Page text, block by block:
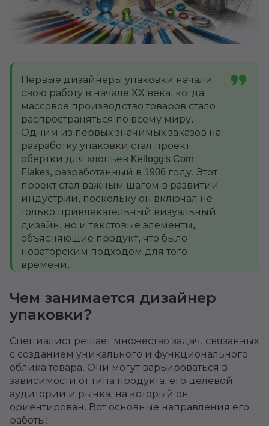
Первые дизайнеры упаковки начали
свою работу в начале XX века, когда
массовое производство товаров стало
распространяться по всему миру.
Одним из первых значимых заказов на
разработку упаковки стал проект
обертки для хлопьев Kellogg's Corn
Flakes, разработанный в 1906 году. Этот
проект стал важным шагом в развитии
индустрии, поскольку он включал не
только привлекательный визуальный
дизайн, но и текстовые элементы,
объясняющие продукт, что было
новаторским подходом для того
времени.
Чем занимается дизайнер
упаковки?
Специалист решает множество задач, связанных
с созданием уникального и функционального
облика товара. Они могут варьироваться в
зависимости от типа продукта, его целевой
аудитории и рынка, на который он
ориентирован. Вот основные направления его
работы: